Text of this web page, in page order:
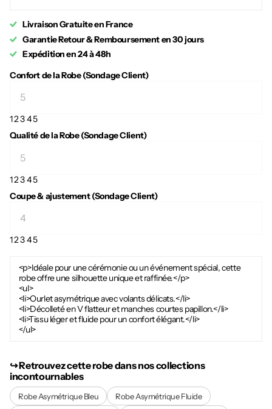
Livraison Gratuite en France
Garantie Retour & Remboursement en 30 jours
Expédition en 24 à 48h
Confort de la Robe (Sondage Client)
12345
Qualité de la Robe (Sondage Client)
12345
Coupe & ajustement (Sondage Client)
12345
<p>Idéale pour une cérémonie ou un événement spécial, cette
robe offre une silhouette unique et raffinée.</p>
<ul>
<li>Ourlet asymétrique avec volants délicats.</li>
<li>Décolleté en V flatteur et manches courtes papillon.</li>
<li>Tissu léger et fluide pour un confort élégant.</li>
</ul>
↪︎ Retrouvez cette robe dans nos collections
incontournables
Robe Asymétrique Bleu
Robe Asymétrique Fluide